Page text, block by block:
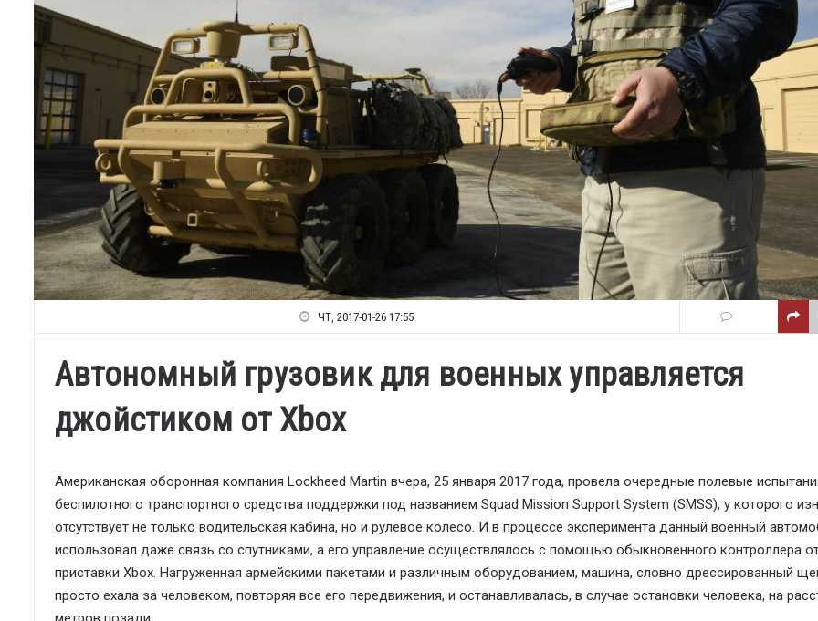
ЧТ, 2017-01-26 17:55
Автономный грузовик для военных управляется
джойстиком от Xbox
Американская оборонная компания Lockheed Martin вчера, 25 января 2017 года, провела очередные полевые
беспилотного транспортного средства поддержки под названием Squad Mission Support System (SMSS), у которого
отсутствует не только водительская кабина, но и рулевое колесо. И в процессе эксперимента данный военный
использовал даже связь со спутниками, а его управление осуществлялось с помощью обыкновенного контроллера
приставки Xbox. Нагруженная армейскими пакетами и различным оборудованием, машина, словно дрессированный
просто ехала за человеком, повторяя все его передвижения, и останавливалась, в случае остановки человека, на